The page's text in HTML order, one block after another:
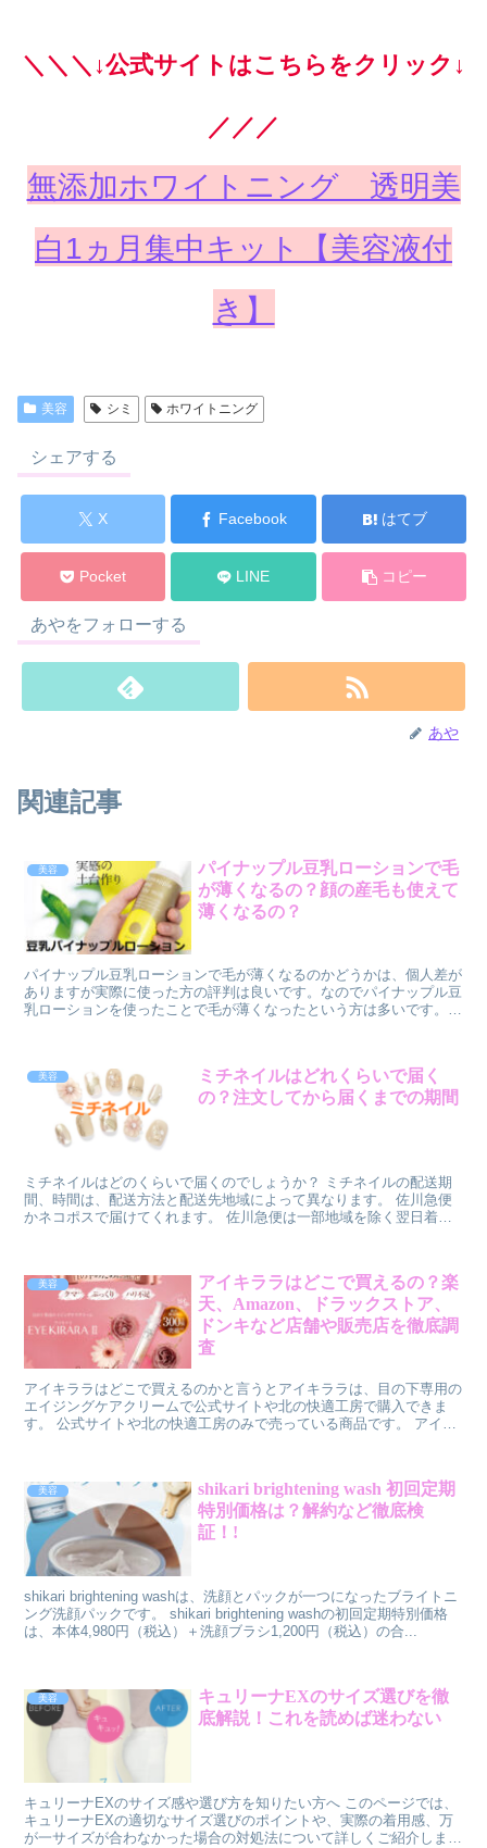
＼＼＼↓公式サイトはこちらをクリック↓
／／／
無添加ホワイトニング 透明美
白1ヵ月集中キット【美容液付
き】
美容 シミ ホワイトニング
シェアする
X Facebook はてブ
Pocket LINE コピー
あやをフォローする
あや
関連記事
美容
パイナップル豆乳ローションで毛
が薄くなるの？顔の産毛も使えて
薄くなるの？
パイナップル豆乳ローションで毛が薄くなるのかどうかは、個人差が
ありますが実際に使った方の評判は良いです。なのでパイナップル豆
乳ローションを使ったことで毛が薄くなったという方は多いです。一
と言われています。
美容
ミチネイルはどれくらいで届く
の？注文してから届くまでの期間
ミチネイルはどのくらいで届くのでしょうか？ ミチネイルの配送期
間、時間は、配送方法と配送先地域によって異なります。 佐川急便
かネコポスで届けてくれます。 佐川急便は一部地域を除く翌日着、
美容
アイキララはどこで買えるの？楽
天、Amazon、ドラックストア、
ドンキなど店舗や販売店を徹底調
査
アイキララはどこで買えるのかと言うとアイキララは、目の下専用の
エイジングケアクリームで公式サイトや北の快適工房で購入できま
す。 公式サイトや北の快適工房のみで売っている商品です。 アイキ
ララは、公式サイトからのみ購入できる商品で公式サイトでお得に購
入できます。 定価は 2,980円（税込3,278円） です。 公式サイトで
は、定期購入コースを選ぶと、通常価格の 30%OFF で購入できま
す。 なので、初回は 2,086円（税込2,295円） 2回目以降は 2,086円
（税込2,295円） で購入できます。
美容
shikari brightening wash 初回定期
特別価格は？解約など徹底検
証！!
shikari brightening washは、洗顔とパックが一つになったブライトニ
ング洗顔パックです。 shikari brightening washの初回定期特別価格
は、本体4,980円（税込）＋洗顔ブラシ1,200円（税込）の合...
美容
キュリーナEXのサイズ選びを徹
底解説！これを読めば迷わない
キュリーナEXのサイズ感や選び方を知りたい方へ このページでは、
キュリーナEXの適切なサイズ選びのポイントや、実際の着用感、万
が一サイズが合わなかった場合の対処法について詳しくご紹介しま